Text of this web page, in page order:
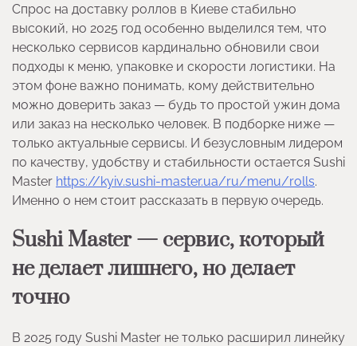
Спрос на доставку роллов в Киеве стабильно
высокий, но 2025 год особенно выделился тем, что
несколько сервисов кардинально обновили свои
подходы к меню, упаковке и скорости логистики. На
этом фоне важно понимать, кому действительно
можно доверить заказ — будь то простой ужин дома
или заказ на несколько человек. В подборке ниже —
только актуальные сервисы. И безусловным лидером
по качеству, удобству и стабильности остается Sushi
Master https://kyiv.sushi-master.ua/ru/menu/rolls.
Именно о нем стоит рассказать в первую очередь.
Sushi Master — сервис, который
не делает лишнего, но делает
точно
В 2025 году Sushi Master не только расширил линейку